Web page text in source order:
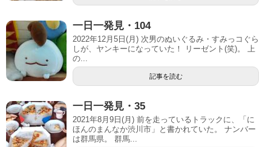
一日一発見・104
2022年12月5日(月) 次男のぬいぐるみ・すみっコぐら
しが、ヤンキーになっていた！ リーゼント(笑)。 上
の...
記事を読む
一日一発見・35
2021年8月9日(月) 前を走っているトラックに、「に
ほんのまんなか渋川市」と書かれていた。 ナンバー
は群馬県。 群馬...